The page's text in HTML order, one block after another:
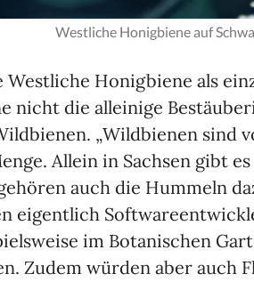
Westliche Honigbiene auf
Westliche Honigbiene als
nicht die alleinige
„Wildbienen sind
Allein in Sachsen gibt
auch die Hummeln
eigentlich
im Botanischen
Zudem würden aber auch